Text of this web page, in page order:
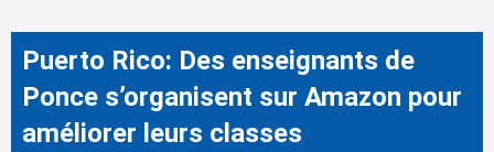
Puerto Rico: Des enseignants de
Ponce s’organisent sur Amazon pour
améliorer leurs classes